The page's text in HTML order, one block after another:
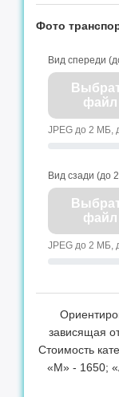
Фото
Вид спереди
файл
JPEG до 2 МБ,
Вид сзади (до
файл
JPEG до 2 МБ,
зависящая
Стоимость
«М» - 1650;